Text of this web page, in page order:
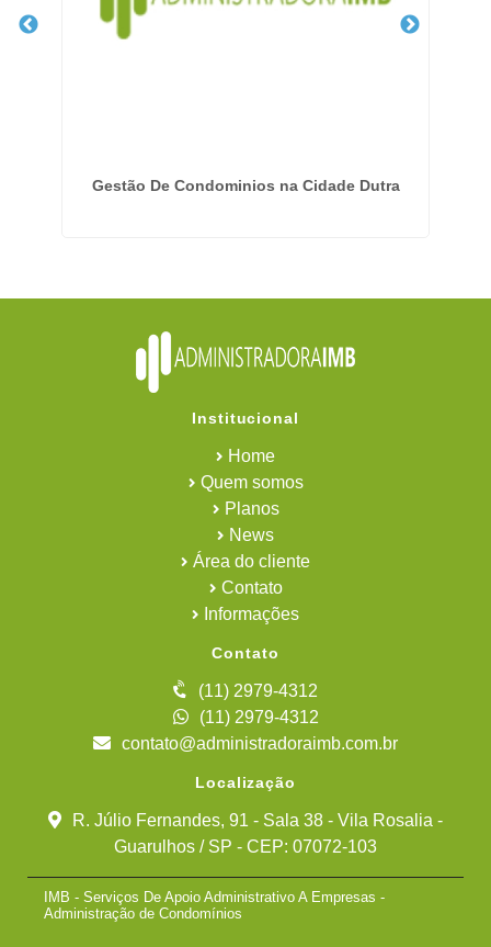
Gestão De Condominios na Cidade Dutra
Institucional
Home
Quem somos
Planos
News
Área do cliente
Contato
Informações
Contato
(11) 2979-4312
(11) 2979-4312
contato@administradoraimb.com.br
Localização
R. Júlio Fernandes, 91 - Sala 38 - Vila Rosalia -
Guarulhos / SP - CEP: 07072-103
IMB - Serviços De Apoio Administrativo A Empresas -
Administração de Condomínios